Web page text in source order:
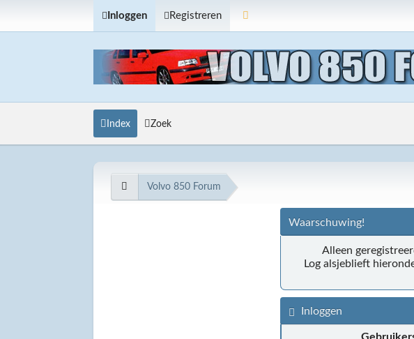
Inloggen Registreren
Index Zoek
Volvo 850 Forum
Waarschuwing!
Alleen
Log alsjeblieft
Inloggen